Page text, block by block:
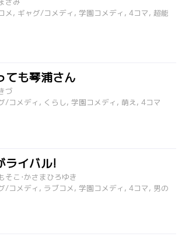
メ, ギャグ/コメディ, 学園コメディ, 4コマ, 超能
ても琴浦さん
づ
/コメディ, くらし, 学園コメディ, 萌え, 4コマ
ライバル!
そこ･かさまひろゆき
/コメディ, ラブコメ, 学園コメディ, 4コマ, 男の